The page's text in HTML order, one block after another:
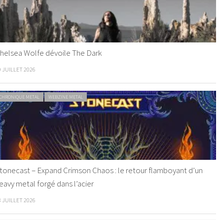
Wolfe dévoile The Dark
JUILLET 2026
METAL WEBZINE METAL
– Expand Crimson Chaos : le retour flamboyant d’un
metal forgé dans l’acier
JUILLET 2026